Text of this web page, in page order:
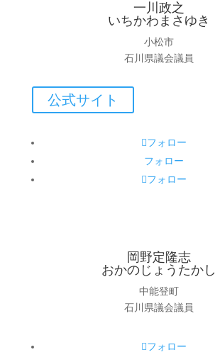
一川政之
いちかわまさゆき
小松市
石川県議会議員
公式サイト
フォロー
フォロー
フォロー
岡野定隆志
おかのじょうたかし
中能登町
石川県議会議員
フォロー